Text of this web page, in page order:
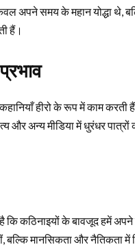
अपने समय के महान योद्धा थे,
हैं।
हीरो के रूप में काम करती
और अन्य मीडिया में धुरंधर
कठिनाइयों के बावजूद हमें अपने
बल्कि मानसिकता और नैतिकता में